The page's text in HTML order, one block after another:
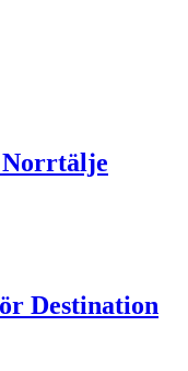
Norrtälje
Destination